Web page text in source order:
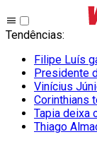
Tendências:
Filipe Luís
Presidente
Vinícius
Corinthians
Tapia deixa
Thiago